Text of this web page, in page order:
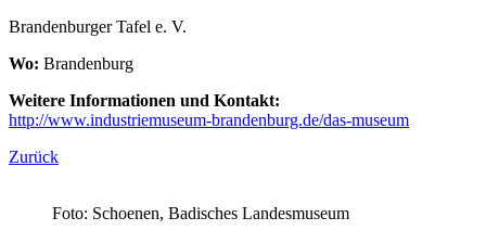
Brandenburger Tafel e. V.
Wo: Brandenburg
Weitere Informationen und Kontakt:
http://www.industriemuseum-brandenburg.de/das-museum
Zurück
Foto: Schoenen, Badisches Landesmuseum